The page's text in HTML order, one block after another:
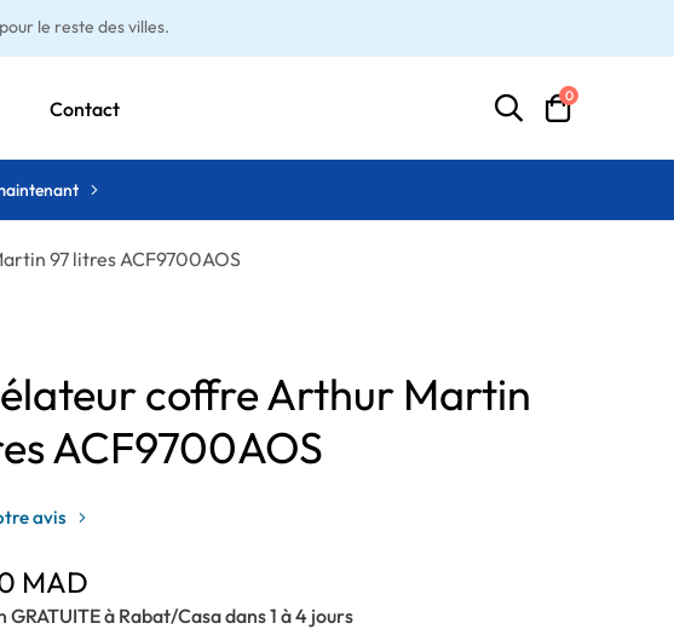
le reste des villes.
Contact
0
97 litres ACF9700AOS
coffre Arthur Martin
ACF9700AOS
avis
MAD
GRATUITE à Rabat/Casa dans 1 à 4 jours